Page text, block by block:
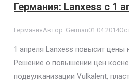
Германия: Lanxess с 1
ГерманияАвтор: German01.04.2014
1 апреля Lanxess повысит цены
Решение о повышении цен
подвулканизации Vulkalent,